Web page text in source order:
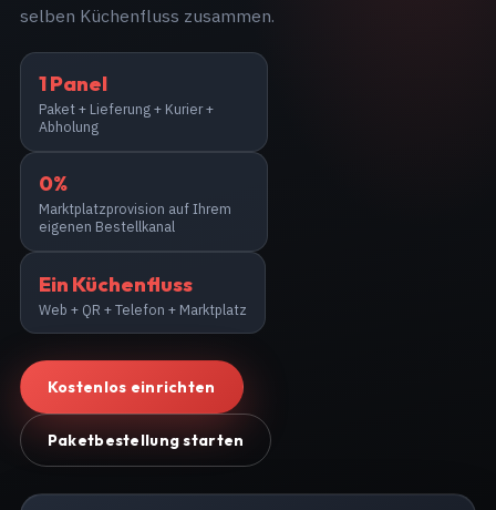
selben Küchenfluss zusammen.
1 Panel
Paket + Lieferung + Kurier +
Abholung
0%
Marktplatzprovision auf Ihrem
eigenen Bestellkanal
Ein Küchenfluss
Web + QR + Telefon + Marktplatz
Kostenlos einrichten
Paketbestellung starten